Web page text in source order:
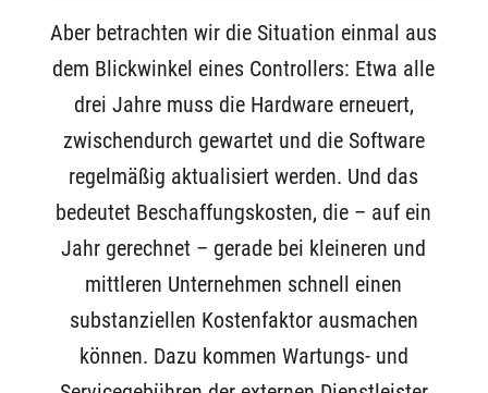
Aber betrachten wir die Situation einmal aus
dem Blickwinkel eines Controllers: Etwa alle
drei Jahre muss die Hardware erneuert,
zwischendurch gewartet und die Software
regelmäßig aktualisiert werden. Und das
bedeutet Beschaffungskosten, die – auf ein
Jahr gerechnet – gerade bei kleineren und
mittleren Unternehmen schnell einen
substanziellen Kostenfaktor ausmachen
können. Dazu kommen Wartungs- und